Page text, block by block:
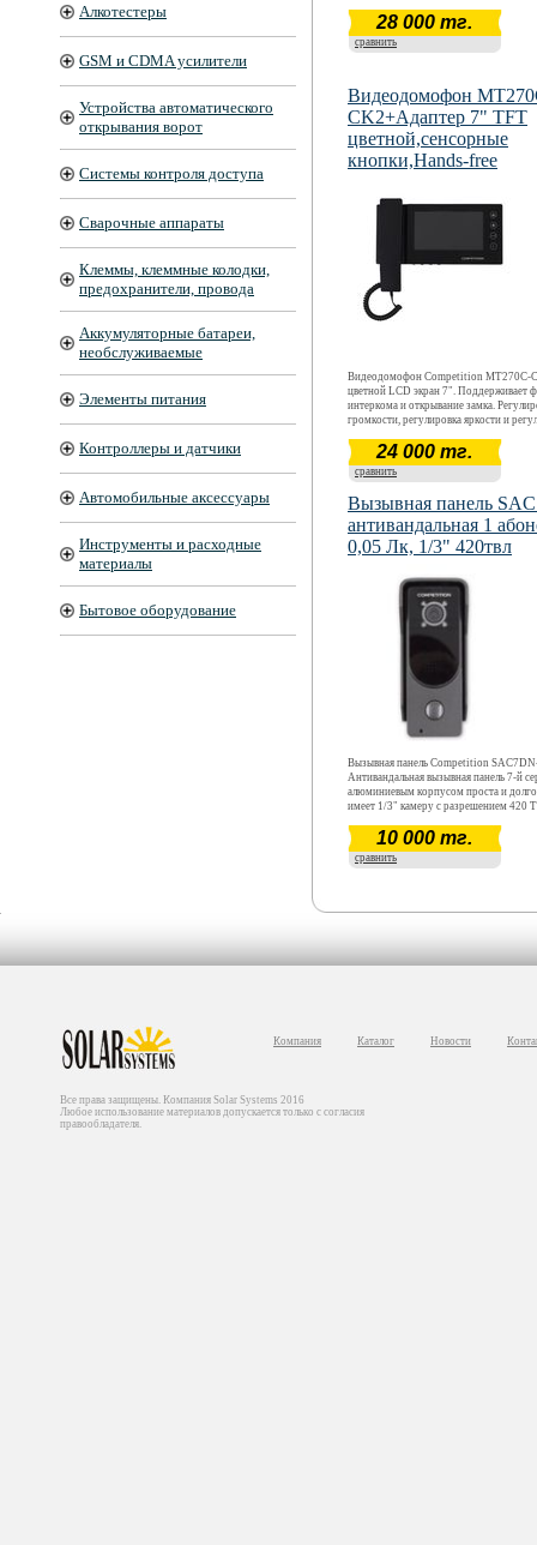
Алкотестеры
GSM и CDMA усилители
Устройства автоматического
открывания ворот
Системы контроля доступа
Сварочные аппараты
Клеммы, клеммные колодки,
предохранители, провода
Аккумуляторные батареи,
необслуживаемые
Элементы питания
Контроллеры и датчики
Автомобильные аксессуары
Инструменты и расходные
материалы
Бытовое оборудование
оттенка. Сенсорные кнопки управления.
Возможно подключение 2-х вызывных
28 000 тг.
сравнить
Видеодомофон
CK2+Адаптер 7" TFT
цветной,сенсорные
кнопки,Hands-free
Видеодомофон Competition MT270C-
цветной LCD экран 7". Поддерживает
интеркома и открывание замка.
громкости, регулировка яркости и
Возможно подключение 2-х вызывных
24 000 тг.
сравнить
Вызывная панель
антивандальная 1
0,05 Лк, 1/3" 420твл
Вызывная панель Competition
Антивандальная вызывная панель 7-й
алюминиевым корпусом проста и
имеет 1/3" камеру с разрешением 420
инфракрасный излучатель
при съемке видео в темноте или в
освещенности.яркости и регулировка
10 000 тг.
сравнить
Компания Каталог Новости
Все права защищены. Компания Solar Systems 2016
Любое использование материалов допускается только с согласия
правообладателя.